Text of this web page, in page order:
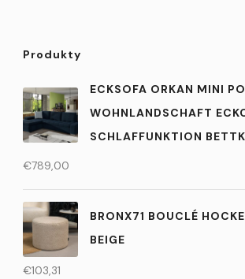
Produkty
ECKSOFA ORKAN MINI
WOHNLANDSCHAFT
SCHLAFFUNKTION
€789,00
BRONX71 BOUCLÉ
BEIGE
€103,31